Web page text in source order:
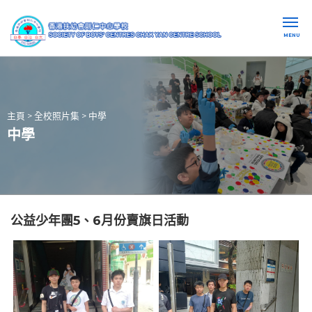
MENU
主頁 > 全校照片集 > 中學
中學
公益少年團5、6月份賣旗日活動